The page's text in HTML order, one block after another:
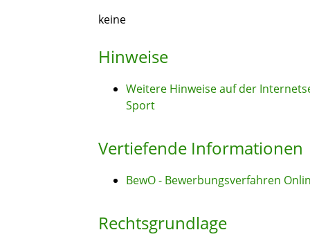
keine
Hinweise
Weitere Hinweise auf der
Sport
Vertiefende Informationen
BewO - Bewerbungsverfahren
Rechtsgrundlage